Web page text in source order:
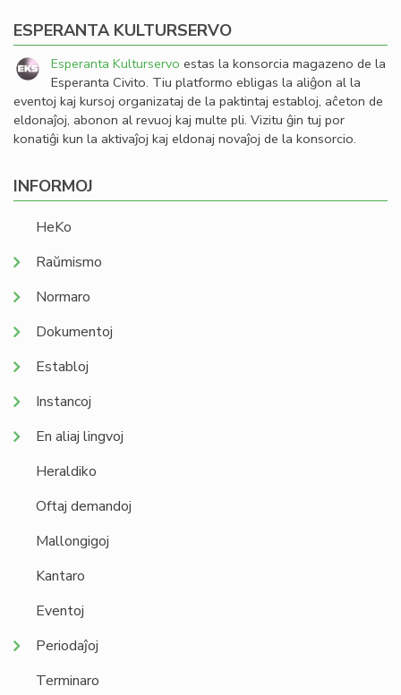
ESPERANTA KULTURSERVO
Esperanta Kulturservo estas la konsorcia magazeno de la
Esperanta Civito. Tiu platformo ebligas la aliĝon al la
eventoj kaj kursoj organizataj de la paktintaj establoj, aĉeton de
eldonaĵoj, abonon al revuoj kaj multe pli. Vizitu ĝin tuj por
konatiĝi kun la aktivaĵoj kaj eldonaj novaĵoj de la konsorcio.
INFORMOJ
HeKo
Raŭmismo
Normaro
Dokumentoj
Establoj
Instancoj
En aliaj lingvoj
Heraldiko
Oftaj demandoj
Mallongigoj
Kantaro
Eventoj
Periodaĵoj
Terminaro